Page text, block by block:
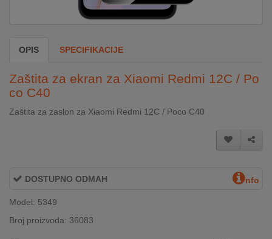
KLIMATIZACIJA
SECURITY
OPIS SPECIFIKACIJE
Zaštita za ekran za Xiaomi Redmi 12C / Po
co C40
Zaštita za zaslon za Xiaomi Redmi 12C / Poco C40
DOSTUPNO ODMAH nfo
Model: 5349
Broj proizvoda: 36083